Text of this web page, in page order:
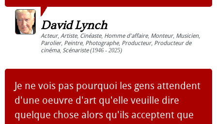
David Lynch
Acteur, Artiste, Cinéaste, Homme d'affaire, Monteur, Musicien,
Parolier, Peintre, Photographe, Producteur, Producteur de
cinéma, Scénariste(1946 - 2025)
Je ne vois pas pourquoi les gens attendent
d'une oeuvre d'art qu'elle veuille dire
quelque chose alors qu'ils acceptent que